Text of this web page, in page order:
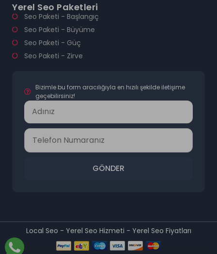
Yerel Seo Paketleri
Seo Paketi - Başlangıç
Seo Paketi - Büyüme
Seo Paketi - Güç
Seo Paketi - Zirve
Bizimle bu form aracılığıyla en hızılı şekilde iletişime
geçebilirsiniz!
GÖNDER
Local Seo - Yerel Seo Hizmeti - Yerel Seo Fiyatları